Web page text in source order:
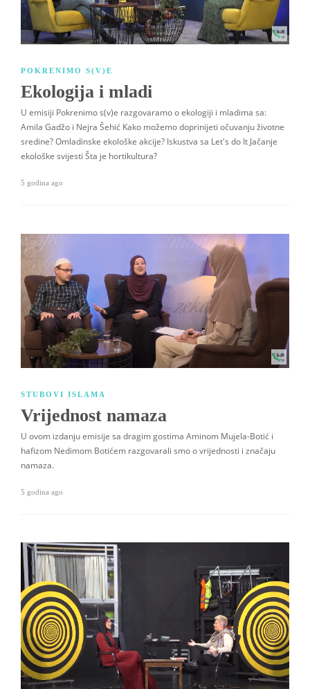
POKRENIMO S(V)E
Ekologija i mladi
U emisiji Pokrenimo s(v)e razgovaramo o ekologiji i mladima sa:
Amila Gadžo i Nejra Šehić Kako možemo doprinijeti očuvanju životne
sredine? Omladinske ekološke akcije? Iskustva sa Let's do It Jačanje
ekološke svijesti Šta je hortikultura?
5 godina ago
STUBOVI ISLAMA
Vrijednost namaza
U ovom izdanju emisije sa dragim gostima Aminom Mujela-Botić i
hafizom Nedimom Botićem razgovarali smo o vrijednosti i značaju
namaza.
5 godina ago